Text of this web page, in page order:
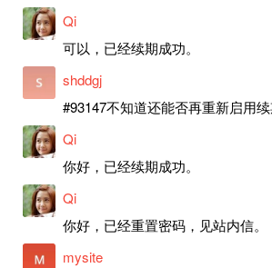
Qi
可以，已经续期成功。
shddgj
#93147不知道还能否再重新启用
Qi
你好，已经续期成功。
Qi
你好，已经重置密码，见站内信。
mysite